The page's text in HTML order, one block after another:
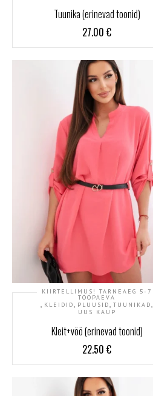
Tuunika (erinevad toonid)
27.00 €
KIIRTELLIMUS! TARNEAEG 5-7
TÖÖPÄEVA
, KLEIDID, PLUUSID, TUUNIKAD,
UUS KAUP
Kleit+vöö (erinevad toonid)
22.50 €